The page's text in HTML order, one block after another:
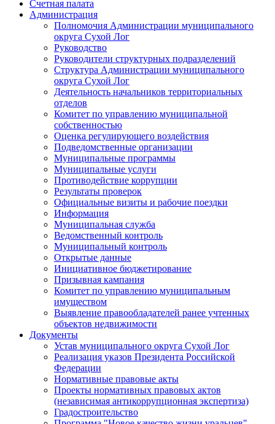
Счетная палата
Администрация
Полномочия Администрации муниципального
округа Сухой Лог
Руководство
Руководители структурных подразделений
Структура Администрации муниципального
округа Сухой Лог
Деятельность начальников территориальных
отделов
Комитет по управлению муниципальной
собственностью
Оценка регулирующего воздействия
Подведомственные организации
Муниципальные программы
Муниципальные услуги
Противодействие коррупции
Результаты проверок
Официальные визиты и рабочие поездки
Информация
Муниципальная служба
Ведомственный контроль
Муниципальный контроль
Открытые данные
Инициативное бюджетирование
Призывная кампания
Комитет по управлению муниципальным
имуществом
Выявление правообладателей ранее учтенных
объектов недвижимости
Документы
Устав муниципального округа Сухой Лог
Реализация указов Президента Российской
Федерации
Нормативные правовые акты
Проекты нормативных правовых актов
(независимая антикоррупционная экспертиза)
Градостроительство